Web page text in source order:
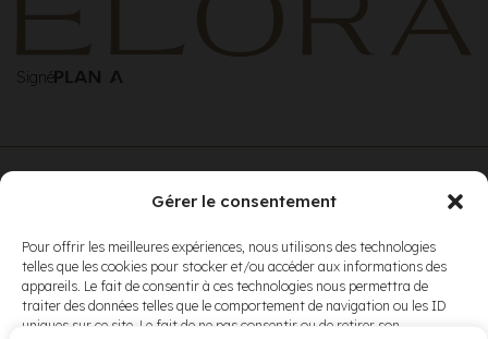
Gérer le consentement
Pour offrir les meilleures expériences, nous utilisons des technologies
telles que les cookies pour stocker et/ou accéder aux informations des
appareils. Le fait de consentir à ces technologies nous permettra de
traiter des données telles que le comportement de navigation ou les ID
uniques sur ce site. Le fait de ne pas consentir ou de retirer son
Signé
conditions
d’utilisationet
nospolitiques
de
confidentialité .
2005 av. de Bois-de-Boulogne, Laval QC H7N 0J7